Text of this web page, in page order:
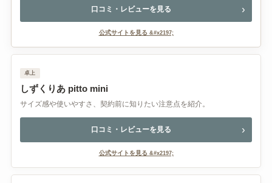
口コミ・レビューを見る
公式サイトを見る
卓上
しずくりあ pitto mini
サイズ感や使いやすさ、契約前に知りたい注意点を紹介。
口コミ・レビューを見る
公式サイトを見る